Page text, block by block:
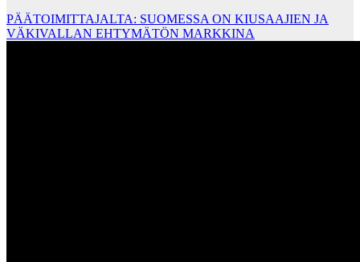
PÄÄTOIMITTAJALTA: SUOMESSA ON KIUSAAJIEN JA
VÄKIVALLAN EHTYMÄTÖN MARKKINA